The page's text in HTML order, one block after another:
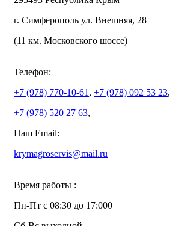
г. Симферополь ул. Внешняя, 28
(11 км. Московского шоссе)
Телефон:
+7 (978) 770-10-61 , +7 (978) 092 53 23,
+7 (978) 520 27 63,
Наш Email:
krymagroservis@mail.ru
Время работы :
Пн-Пт с 08:30 до 17:000